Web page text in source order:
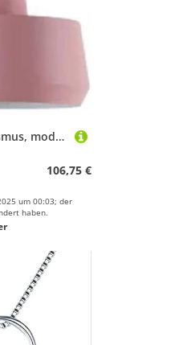
BDDCYWY Minimalismus, modernes Hängeleuchte aus Metall, nordische Farbe, einzelnes Hängeleuchte, E27, Aluminium, weiches Licht, Eye Chaner, Beleuchtung, geeignet für die Küste der Nacht
106,75 €
um 00:03; der
haben.